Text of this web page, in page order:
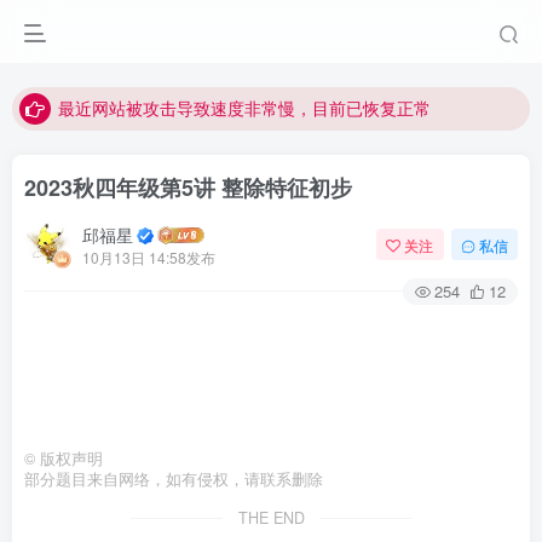
最近网站被攻击导致速度非常慢，目前已恢复正常
2023秋四年级第5讲 整除特征初步
邱福星
10月13日 14:58发布
关注 私信
254 12
© 版权声明
部分题目来自网络，如有侵权，请联系删除
THE END